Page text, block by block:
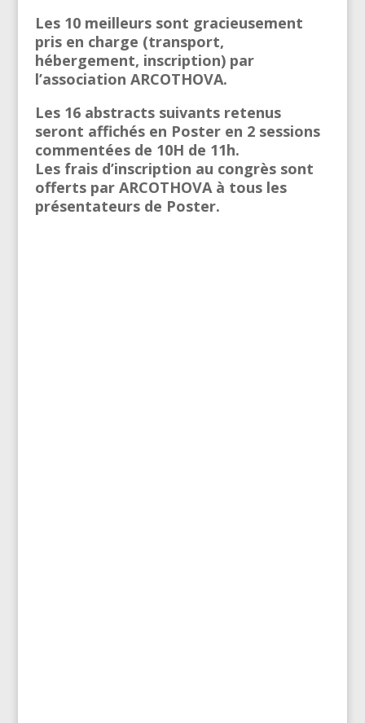
Les 10 meilleurs sont gracieusement
pris en charge (transport,
hébergement, inscription) par
l’association ARCOTHOVA.
Les 16 abstracts suivants retenus
seront affichés en Poster en 2 sessions
commentées de 10H de 11h.
Les frais d’inscription au congrès sont
offerts par ARCOTHOVA à tous les
présentateurs de Poster.